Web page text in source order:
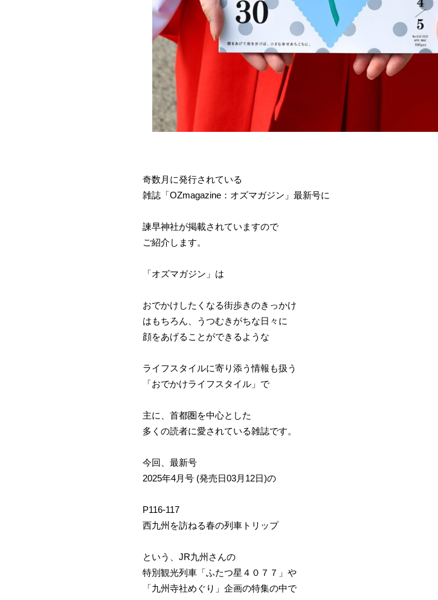
奇数月に発行されている
雑誌「OZmagazine：オズマガジン」最新号に
諫早神社が掲載されていますので
ご紹介します。
「オズマガジン」は
おでかけしたくなる街歩きのきっかけ
はもちろん、うつむきがちな日々に
顔をあげることができるような
ライフスタイルに寄り添う情報も扱う
「おでかけライフスタイル」で
主に、首都圏を中心とした
多くの読者に愛されている雑誌です。
今回、最新号
2025年4月号 (発売日03月12日)の
P116-117
西九州を訪ねる春の列車トリップ
という、JR九州さんの
特別観光列車「ふたつ星４０７７」や
「九州寺社めぐり」企画の特集の中で